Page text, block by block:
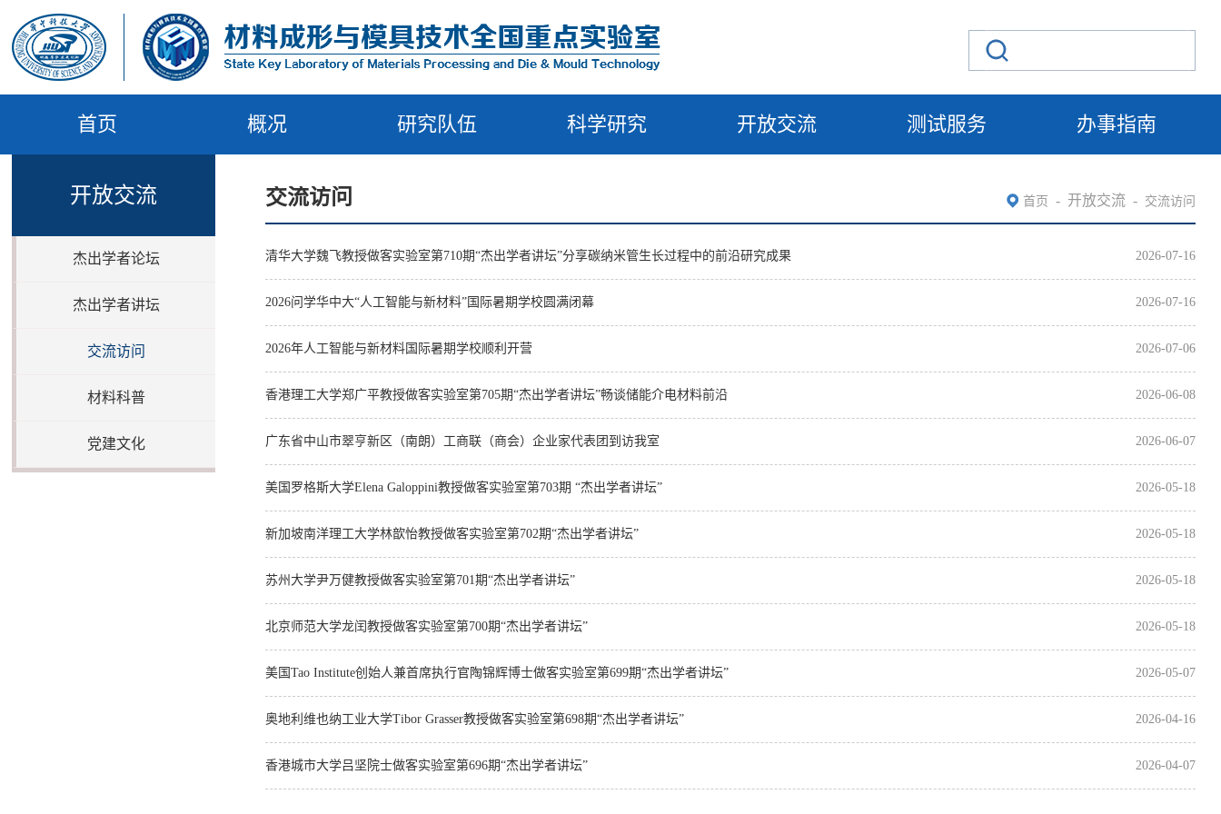
首页 概况 研究队伍 科学研究 开放交流 测试服务 办事指南
开放交流
杰出学者论坛
杰出学者讲坛
交流访问
材料科普
党建文化
交流访问 首页 - 开放交流 - 交流访问
清华大学魏飞教授做客实验室第710期“杰出学者讲坛”分享碳纳米管生长过程中的前沿研究成果 2026-07-16
2026问学华中大“人工智能与新材料”国际暑期学校圆满闭幕 2026-07-16
2026年人工智能与新材料国际暑期学校顺利开营 2026-07-06
香港理工大学郑广平教授做客实验室第705期“杰出学者讲坛”畅谈储能介电材料前沿 2026-06-08
广东省中山市翠亨新区（南朗）工商联（商会）企业家代表团到访我室 2026-06-07
美国罗格斯大学Elena Galoppini教授做客实验室第703期 “杰出学者讲坛” 2026-05-18
新加坡南洋理工大学林歆怡教授做客实验室第702期“杰出学者讲坛” 2026-05-18
苏州大学尹万健教授做客实验室第701期“杰出学者讲坛” 2026-05-18
北京师范大学龙闰教授做客实验室第700期“杰出学者讲坛” 2026-05-18
美国Tao Institute创始人兼首席执行官陶锦辉博士做客实验室第699期“杰出学者讲坛” 2026-05-07
奥地利维也纳工业大学Tibor Grasser教授做客实验室第698期“杰出学者讲坛” 2026-04-16
香港城市大学吕坚院士做客实验室第696期“杰出学者讲坛” 2026-04-07